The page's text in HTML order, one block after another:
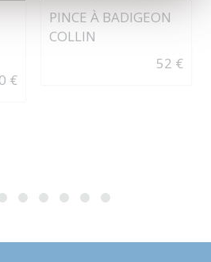
€
PINCE À BADIGEON
COLLIN
52 €